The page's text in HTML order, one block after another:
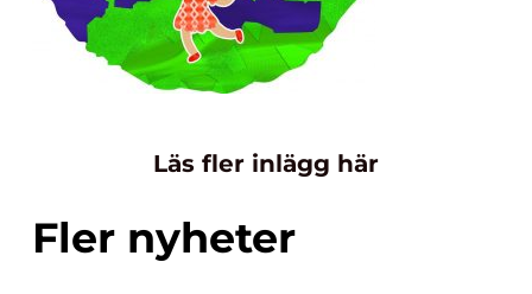
Läs fler inlägg här
Fler nyheter